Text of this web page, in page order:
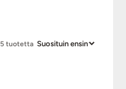
5 tuotetta Suosituin ensin